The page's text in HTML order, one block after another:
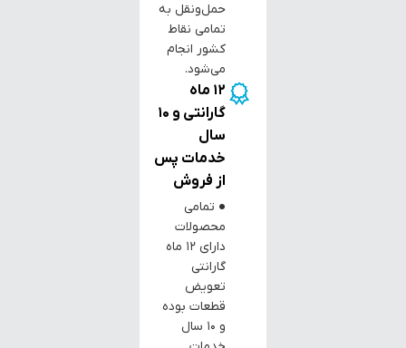
حمل‌ونقل به
تمامی نقاط
کشور انجام
می‌شود.
12 ماه
گارانتی و 10
سال
خدمات پس
از فروش
● تمامی
محصولات
دارای ۱۲ ماه
گارانتی
تعویض
قطعات بوده
و ۱۰ سال